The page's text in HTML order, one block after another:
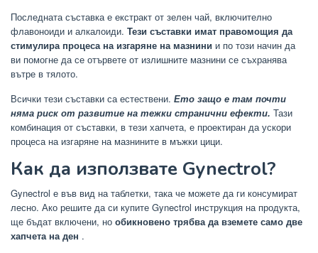
Последната съставка е екстракт от зелен чай, включително
флавоноиди и алкалоиди. Тези съставки имат правомощия да
стимулира процеса на изгаряне на мазнини и по този начин да
ви помогне да се отървете от излишните мазнини се съхранява
вътре в тялото.
Всички тези съставки са естествени. Ето защо е там почти
няма риск от развитие на тежки странични ефекти. Тази
комбинация от съставки, в тези хапчета, е проектиран да ускори
процеса на изгаряне на мазнините в мъжки цици.
Как да използвате Gynectrol?
Gynectrol е във вид на таблетки, така че можете да ги консумират
лесно. Ако решите да си купите Gynectrol инструкция на продукта,
ще бъдат включени, но обикновено трябва да вземете само две
хапчета на ден .